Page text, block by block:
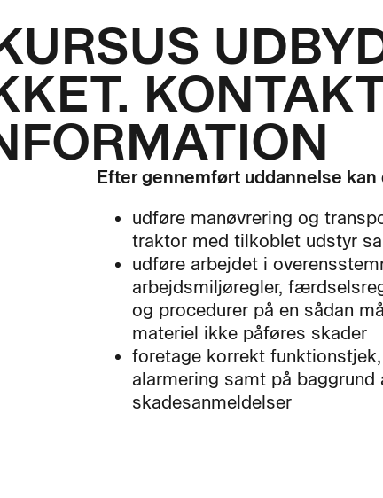
Efter gennemført uddannelse kan
udføre manøvrering og
traktor med tilkoblet udstyr
udføre arbejdet i
arbejdsmiljøregler,
og procedurer på en sådan
materiel ikke påføres skader
foretage korrekt
alarmering samt på
skadesanmeldelser